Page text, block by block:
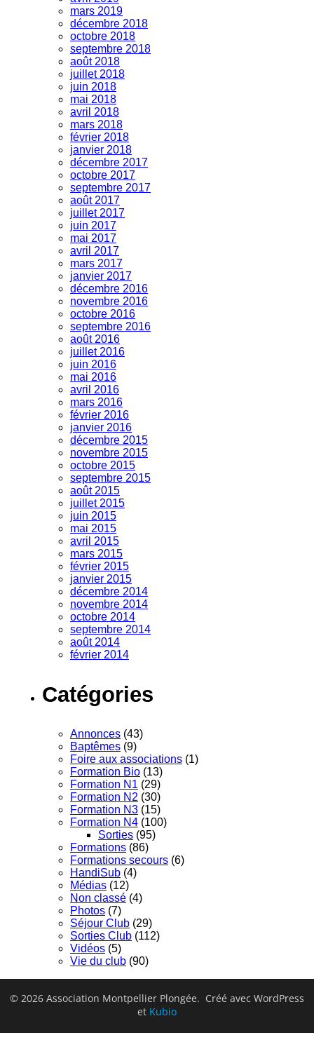
mars 2019
décembre 2018
octobre 2018
septembre 2018
août 2018
juillet 2018
juin 2018
mai 2018
avril 2018
mars 2018
février 2018
janvier 2018
décembre 2017
octobre 2017
septembre 2017
août 2017
juillet 2017
juin 2017
mai 2017
avril 2017
mars 2017
janvier 2017
décembre 2016
novembre 2016
octobre 2016
septembre 2016
août 2016
juillet 2016
juin 2016
mai 2016
avril 2016
mars 2016
février 2016
janvier 2016
décembre 2015
novembre 2015
octobre 2015
septembre 2015
août 2015
juillet 2015
juin 2015
mai 2015
avril 2015
mars 2015
février 2015
janvier 2015
décembre 2014
novembre 2014
octobre 2014
septembre 2014
août 2014
février 2014
Catégories
Annonces (43)
Baptêmes (9)
Foire aux associations (1)
Formation Bio (13)
Formation N1 (29)
Formation N2 (30)
Formation N3 (15)
Formation N4 (100)
Sorties (95)
Formations (86)
Formations secours (6)
HandiSub (4)
Médias (12)
Non classé (4)
Photos (7)
Séjour Club (29)
Sorties Club (112)
Vidéos (5)
Vie du club (90)
© 2026 Association Montpellier Plongée. Créé avec WordPress
et Kubio